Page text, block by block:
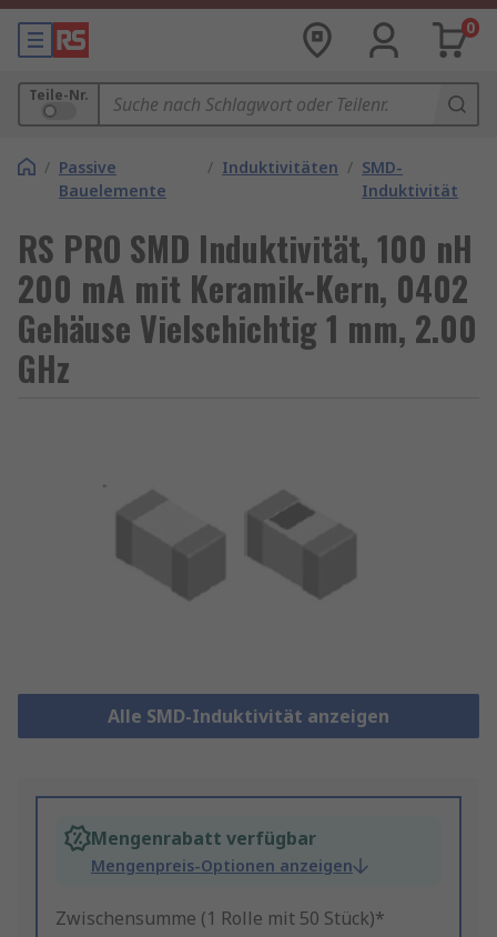
0
Teile-Nr.
/ Passive
Bauelemente
/ Induktivitäten / SMD-
Induktivität
RS PRO SMD Induktivität, 100 nH
200 mA mit Keramik-Kern, 0402
Gehäuse Vielschichtig 1 mm, 2.00
GHz
Alle SMD-Induktivität anzeigen
Mengenrabatt verfügbar
Mengenpreis-Optionen anzeigen
Zwischensumme (1 Rolle mit 50 Stück)*